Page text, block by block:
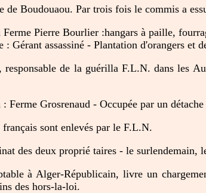
de Boudouaou. Par trois fois le commis a
Ferme Pierre Bourlier :hangars à paille,
Gérant assassiné - Plantation d'orangers et
de la guérilla F.L.N. dans les
Ferme Grosrenaud - Occupée par un
sont enlevés par le F.L.N.
des deux proprié taires - le surlendemain,
à Alger-Républicain, livre un
des hors-la-loi.